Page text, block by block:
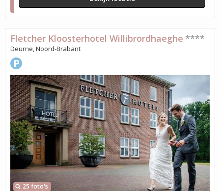
25 foto's
Fletcher Kloosterhotel Willibrordhaeghe ****
Deurne, Noord-Brabant